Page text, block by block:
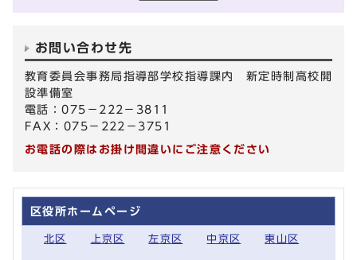
お問い合わせ先
教育委員会事務局指導部学校指導課内 新定時制高校開
設準備室
電話：075－222－3811
FAX：075－222－3751
お電話の際はお掛け間違いにご注意ください
区役所ホームページ
北区 上京区 左京区 中京区 東山区